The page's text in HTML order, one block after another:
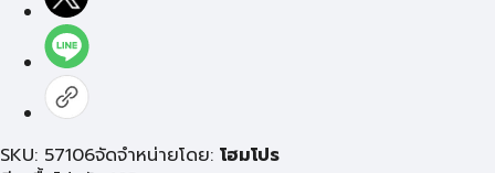
SKU: 57106จัดจำหน่ายโดย: โฮมโปร